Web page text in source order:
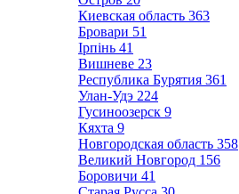
Киевская область 363
Бровари 51
Ірпінь 41
Вишневе 23
Республика Бурятия 361
Улан-Удэ 224
Гусиноозерск 9
Кяхта 9
Новгородская область 358
Великий Новгород 156
Боровичи 41